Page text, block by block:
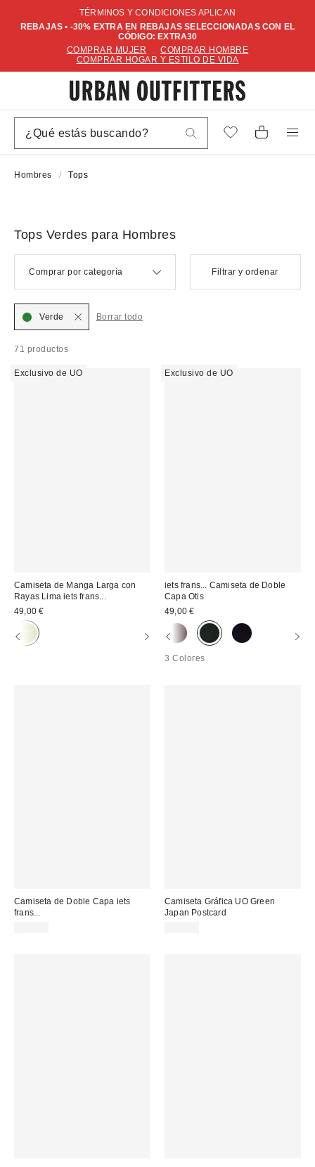
TÉRMINOS Y CONDICIONES APLICAN
REBAJAS • -30% EXTRA EN REBAJAS SELECCIONADAS CON EL
CÓDIGO: EXTRA30
COMPRAR MUJER
COMPRAR HOMBRE
COMPRAR HOGAR Y ESTILO DE VIDA
Hombres Tops
Tops Verdes para Hombres
Comprar por categoría Filtrar y ordenar
71 productos
Verde Borrar todo
Exclusivo de UO
Camiseta de Manga Larga con
Rayas Lima iets frans...
49,00 €
Exclusivo de UO
iets frans... Camiseta de Doble
Capa Otis
49,00 €
3 Colores
Camiseta de Doble Capa iets
frans...
Camiseta Gráfica UO Green
Japan Postcard